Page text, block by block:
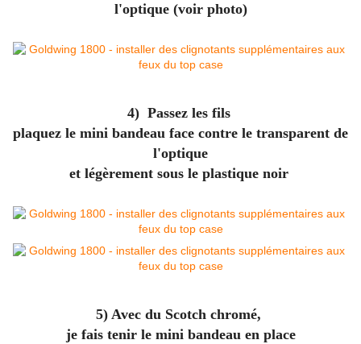
l'optique (voir photo)
4) Passez les fils
plaquez le mini bandeau face contre le transparent de
l'optique
et légèrement sous le plastique noir
5) Avec du Scotch chromé,
je fais tenir le mini bandeau en place